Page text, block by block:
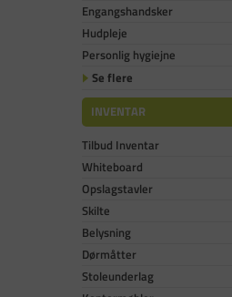
Engangshandsker
Hudpleje
Personlig hygiejne
Se flere
INVENTAR
Tilbud Inventar
Whiteboard
Opslagstavler
Skilte
Belysning
Dørmåtter
Stoleunderlag